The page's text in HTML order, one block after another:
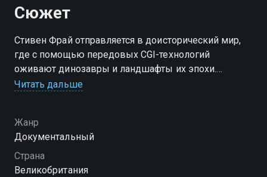
Сюжет
Стивен Фрай отправляется в доисторический мир,
где с помощью передовых CGI-технологий
оживают динозавры и ландшафты их эпохи.
Гиперреалистичная среда на 360 градусов
и экосистемы Земли, исчезнувшие миллионы лет
назад.
Посмотреть онлайн 1 сезон сериала Динозавры
Читать дальше
Жанр
Документальный
Страна
Великобритания